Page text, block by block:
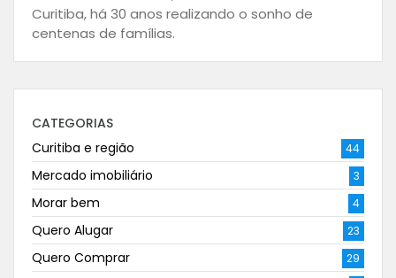
Curitiba, há 30 anos realizando o sonho de
centenas de famílias.
CATEGORIAS
Curitiba e região
44
Mercado imobiliário 3
Morar bem 4
Quero Alugar 23
Quero Comprar 29